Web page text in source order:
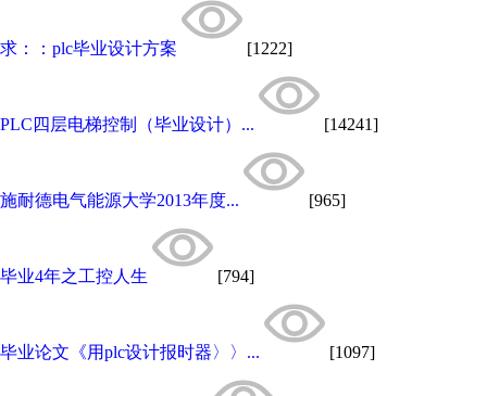
求：：plc毕业设计方案 [1222]
PLC四层电梯控制（毕业设计）... [14241]
施耐德电气能源大学2013年度... [965]
毕业4年之工控人生 [794]
毕业论文《用plc设计报时器〉〉... [1097]